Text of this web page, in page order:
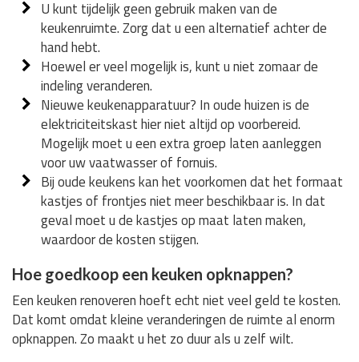
U kunt tijdelijk geen gebruik maken van de
keukenruimte. Zorg dat u een alternatief achter de
hand hebt.
Hoewel er veel mogelijk is, kunt u niet zomaar de
indeling veranderen.
Nieuwe keukenapparatuur? In oude huizen is de
elektriciteitskast hier niet altijd op voorbereid.
Mogelijk moet u een extra groep laten aanleggen
voor uw vaatwasser of fornuis.
Bij oude keukens kan het voorkomen dat het formaat
kastjes of frontjes niet meer beschikbaar is. In dat
geval moet u de kastjes op maat laten maken,
waardoor de kosten stijgen.
Hoe goedkoop een keuken opknappen?
Een keuken renoveren hoeft echt niet veel geld te kosten.
Dat komt omdat kleine veranderingen de ruimte al enorm
opknappen. Zo maakt u het zo duur als u zelf wilt.